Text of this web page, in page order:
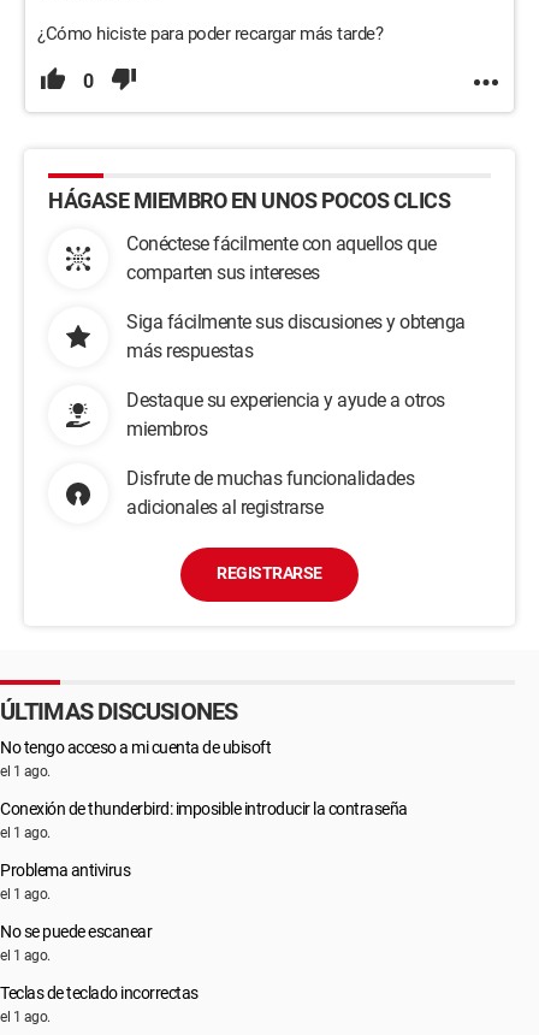
¿Cómo hiciste para poder recargar más tarde?
0
HÁGASE MIEMBRO EN UNOS POCOS CLICS
Conéctese fácilmente con aquellos que
comparten sus intereses
Siga fácilmente sus discusiones y obtenga
más respuestas
Destaque su experiencia y ayude a otros
miembros
Disfrute de muchas funcionalidades
adicionales al registrarse
REGISTRARSE
ÚLTIMAS DISCUSIONES
No tengo acceso a mi cuenta de ubisoft
el 1 ago.
Conexión de thunderbird: imposible introducir la contraseña
el 1 ago.
Problema antivirus
el 1 ago.
No se puede escanear
el 1 ago.
Teclas de teclado incorrectas
el 1 ago.